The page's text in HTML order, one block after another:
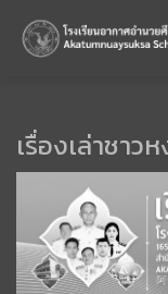
เรื่องเล่าชา